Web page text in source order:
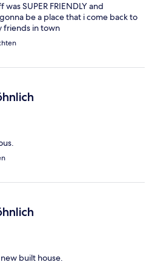
SUPER FRIENDLY and
be a place that i come back to
friends in town
built house.